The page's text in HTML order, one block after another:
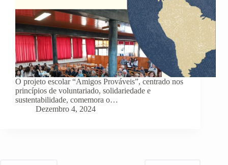
O projeto escolar “Amigos Prováveis”, centrado nos
princípios de voluntariado, solidariedade e
sustentabilidade, comemora o…
Dezembro 4, 2024